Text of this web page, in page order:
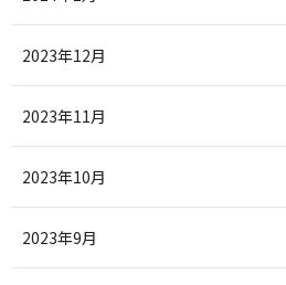
2023年12月
2023年11月
2023年10月
2023年9月